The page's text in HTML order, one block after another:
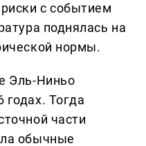
с событием
поднялась на
нормы.
Эль-Ниньо
годах. Тогда
части
обычные